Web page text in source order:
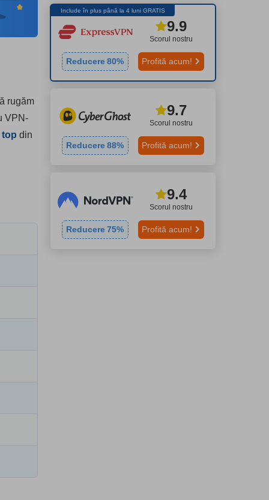
rugăm
VPN-
top din
Include în plus până la 4 luni GRATIS
Scorul nostru
9.9
Reducere 80% Profită acum!
Scorul nostru
9.7
Reducere 88% Profită acum!
Scorul nostru
9.4
Reducere 75% Profită acum!